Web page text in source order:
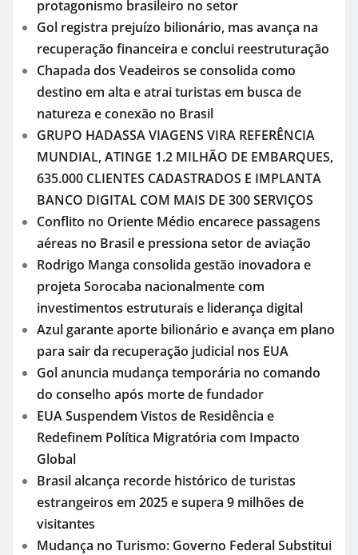
protagonismo brasileiro no setor
Gol registra prejuízo bilionário, mas avança na
recuperação financeira e conclui reestruturação
Chapada dos Veadeiros se consolida como
destino em alta e atrai turistas em busca de
natureza e conexão no Brasil
GRUPO HADASSA VIAGENS VIRA REFERÊNCIA
MUNDIAL, ATINGE 1.2 MILHÃO DE EMBARQUES,
635.000 CLIENTES CADASTRADOS E IMPLANTA
BANCO DIGITAL COM MAIS DE 300 SERVIÇOS
Conflito no Oriente Médio encarece passagens
aéreas no Brasil e pressiona setor de aviação
Rodrigo Manga consolida gestão inovadora e
projeta Sorocaba nacionalmente com
investimentos estruturais e liderança digital
Azul garante aporte bilionário e avança em plano
para sair da recuperação judicial nos EUA
Gol anuncia mudança temporária no comando
do conselho após morte de fundador
EUA Suspendem Vistos de Residência e
Redefinem Política Migratória com Impacto
Global
Brasil alcança recorde histórico de turistas
estrangeiros em 2025 e supera 9 milhões de
visitantes
Mudança no Turismo: Governo Federal Substitui